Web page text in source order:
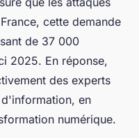
cette demande
de 37 000
2025. En réponse,
des experts
en
numérique.